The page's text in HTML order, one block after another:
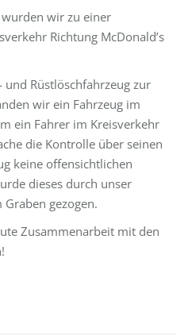
wir zu einer
Richtung McDonald’s
Rüstlöschfahrzeug zur
wir ein Fahrzeug im
ein Fahrer im Kreisverkehr
die Kontrolle über seinen
keine offensichtlichen
dieses durch unser
gezogen.
Zusammenarbeit mit den